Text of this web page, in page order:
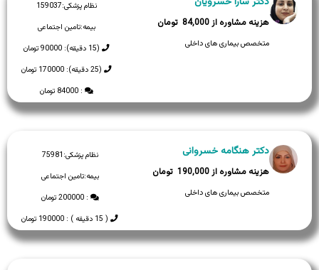
نظام پزشکی:159037
بیمه:تامین اجتماعی
(15 دقیقه): 90000 تومان
(25 دقیقه): 170000 تومان
: 84000 تومان
84,000
متخصص بیماری های داخلی
نظام پزشکی:75981
بیمه:تامین اجتماعی
: 200000 تومان
( 15 دقیقه ) : 190000 تومان
دکتر هنگامه خسروانی
190,000
متخصص بیماری های داخلی